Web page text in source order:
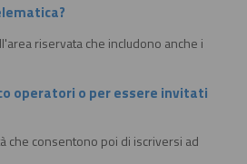
riservata che includono anche i
operatori o per essere invitati
che consentono poi di iscriversi ad